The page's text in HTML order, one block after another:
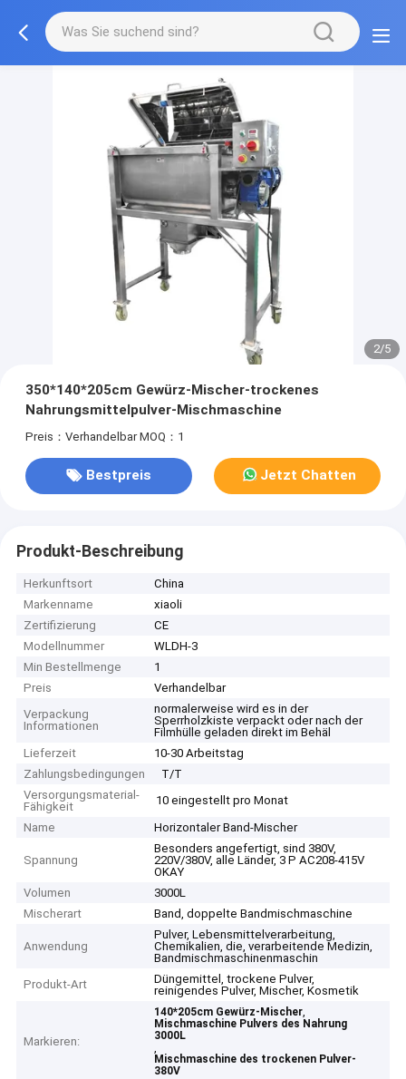
2/5
350*140*205cm Gewürz-Mischer-trockenes
Nahrungsmittelpulver-Mischmaschine
Preis：Verhandelbar MOQ：1
Bestpreis Jetzt Chatten
Produkt-Beschreibung
Herkunftsort
China
Markenname
xiaoli
Zertifizierung
CE
Modellnummer
WLDH-3
Min Bestellmenge
1
Preis
Verhandelbar
Verpackung
Informationen
normalerweise wird es in der
Sperrholzkiste verpackt oder nach der
Filmhülle geladen direkt im Behäl
Lieferzeit
10-30 Arbeitstag
Zahlungsbedingungen
T/T
Versorgungsmaterial-
Fähigkeit
10 eingestellt pro Monat
Name
Horizontaler Band-Mischer
Spannung
Besonders angefertigt, sind 380V,
220V/380V, alle Länder, 3 P AC208-415V
OKAY
Volumen
3000L
Mischerart
Band, doppelte Bandmischmaschine
Anwendung
Pulver, Lebensmittelverarbeitung,
Chemikalien, die, verarbeitende Medizin,
Bandmischmaschinenmaschin
Produkt-Art
Düngemittel, trockene Pulver,
reinigendes Pulver, Mischer, Kosmetik
Markieren:
140*205cm Gewürz-Mischer,
Mischmaschine Pulvers des Nahrung
3000L
,
Mischmaschine des trockenen Pulver-
380V